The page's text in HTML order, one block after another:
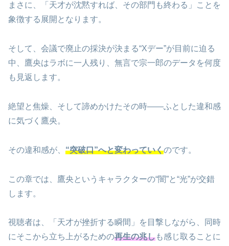
まさに、「天才が沈黙すれば、その部門も終わる」ことを
象徴する展開となります。
そして、会議で廃止の採決が決まる“Xデー”が目前に迫る
中、鷹央はラボに一人残り、無言で宗一郎のデータを何度
も見返します。
絶望と焦燥、そして諦めかけたその時――ふとした違和感
に気づく鷹央。
その違和感が、 “突破口”へと変わっていくのです。
この章では、鷹央というキャラクターの“闇”と“光”が交錯
します。
視聴者は、「天才が挫折する瞬間」を目撃しながら、同時
にそこから立ち上がるための再生の兆しも感じ取ることに